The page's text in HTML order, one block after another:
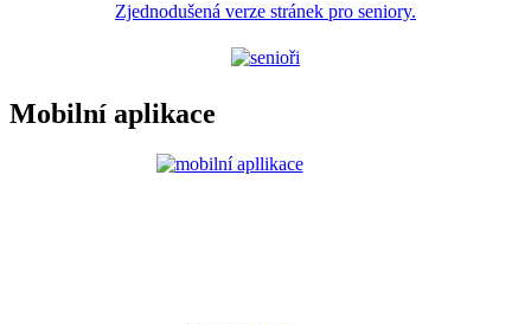
Zjednodušená verze stránek pro seniory.
Mobilní aplikace